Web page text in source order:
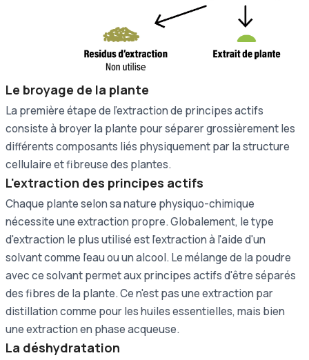
Le broyage de la plante
La première étape de l'extraction de principes actifs
consiste à broyer la plante pour séparer grossièrement les
différents composants liés physiquement par la structure
cellulaire et fibreuse des plantes.
L'extraction des principes actifs
Chaque plante selon sa nature physiquo-chimique
nécessite une extraction propre. Globalement, le type
d'extraction le plus utilisé est l'extraction à l'aide d'un
solvant comme l'eau ou un alcool. Le mélange de la poudre
avec ce solvant permet aux principes actifs d'être séparés
des fibres de la plante. Ce n'est pas une extraction par
distillation comme pour les huiles essentielles, mais bien
une extraction en phase acqueuse.
La déshydratation